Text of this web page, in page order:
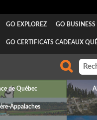
GO EXPLOREZ GO BUSINESS
GO CERTIFICATS CADEAUX
de Québec
Appalaches